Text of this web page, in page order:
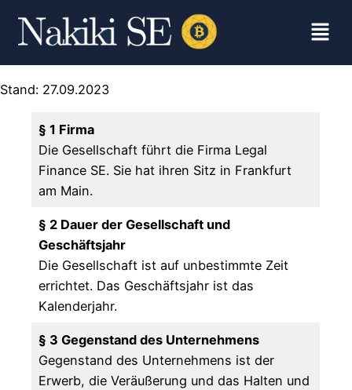
Stand: 27.09.2023
§ 1 Firma
Die Gesellschaft führt die Firma Legal
Finance SE. Sie hat ihren Sitz in Frankfurt
am Main.
§ 2 Dauer der Gesellschaft und
Geschäftsjahr
Die Gesellschaft ist auf unbestimmte Zeit
errichtet. Das Geschäftsjahr ist das
Kalenderjahr.
§ 3 Gegenstand des Unternehmens
Gegenstand des Unternehmens ist der
Erwerb, die Veräußerung und das Halten und